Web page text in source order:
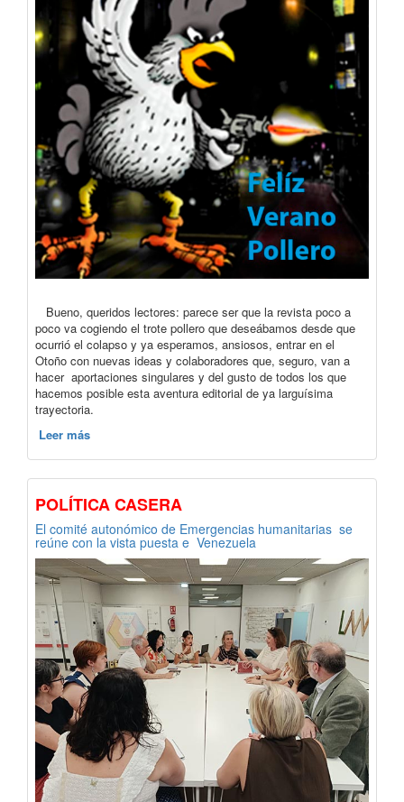
Bueno, queridos lectores: parece ser que la revista poco a
poco va cogiendo el trote pollero que deseábamos desde que
ocurrió el colapso y ya esperamos, ansiosos, entrar en el
Otoño con nuevas ideas y colaboradores que, seguro, van a
hacer aportaciones singulares y del gusto de todos los que
hacemos posible esta aventura editorial de ya larguísima
trayectoria.
Leer más
POLÍTICA CASERA
El comité autonómico de Emergencias humanitarias se
reúne con la vista puesta e Venezuela